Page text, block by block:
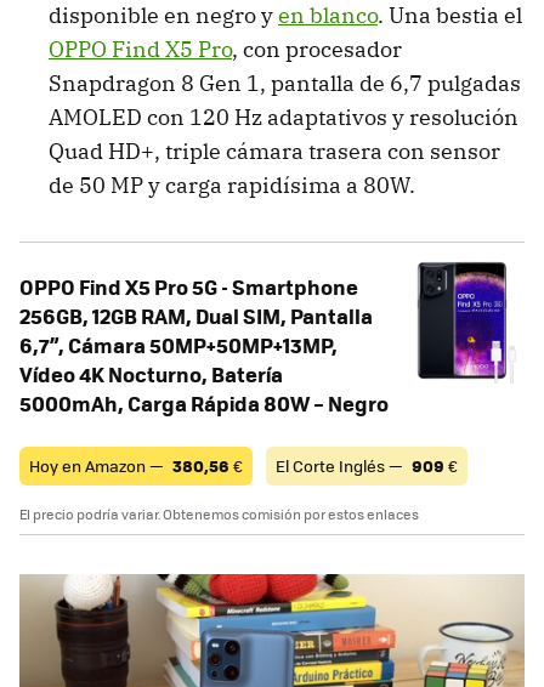
disponible en negro yen blanco. Una bestia el
OPPO Find X5 Pro, con procesador
Snapdragon 8 Gen 1, pantalla de 6,7 pulgadas
AMOLED con 120 Hz adaptativos y resolución
Quad HD+, triple cámara trasera con sensor
de 50 MP y carga rapidísima a 80W.
OPPO Find X5 Pro 5G - Smartphone
256GB, 12GB RAM, Dual SIM, Pantalla
6,7”, Cámara 50MP+50MP+13MP,
Vídeo 4K Nocturno, Batería
5000mAh, Carga Rápida 80W – Negro
Hoy en Amazon — 380,56 € El Corte Inglés — 909 €
El precio podría variar. Obtenemos comisión por estos enlaces